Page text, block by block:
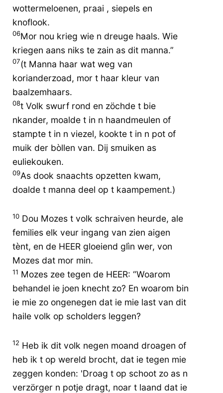
wottermeloenen, praai , siepels en
knoflook.
06Mor nou krieg wie n dreuge haals. Wie
kriegen aans niks te zain as dit manna.”
07(t Manna haar wat weg van
korianderzoad, mor t haar kleur van
baalzemhaars.
08t Volk swurf rond en zöchde t bie
nkander, moalde t in n haandmeulen of
stampte t in n viezel, kookte t in n pot of
muik der bòllen van. Dij smuiken as
euliekouken.
09As dook snaachts opzetten kwam,
doalde t manna deel op t kaampement.)
10 Dou Mozes t volk schraiven heurde, ale
femilies elk veur ingang van zien aigen
tènt, en de HEER gloeiend glìn wer, von
Mozes dat mor min.
11 Mozes zee tegen de HEER: “Woarom
behandel ie joen knecht zo? En woarom bin
ie mie zo ongenegen dat ie mie last van dit
haile volk op scholders leggen?
12 Heb ik dit volk negen moand droagen of
heb ik t op wereld brocht, dat ie tegen mie
zeggen konden: 'Droag t op schoot zo as n
verzörger n potje dragt, noar t laand dat ie